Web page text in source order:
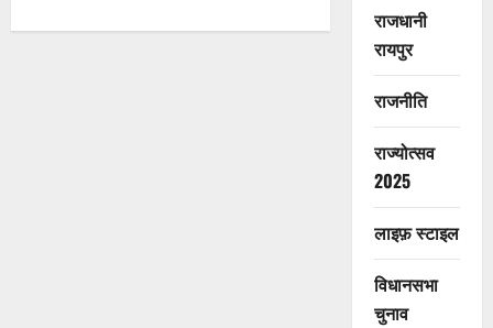
राजधानी
रायपुर
राजनीति
राज्योत्सव
2025
लाइफ़ स्टाइल
विधानसभा
चुनाव